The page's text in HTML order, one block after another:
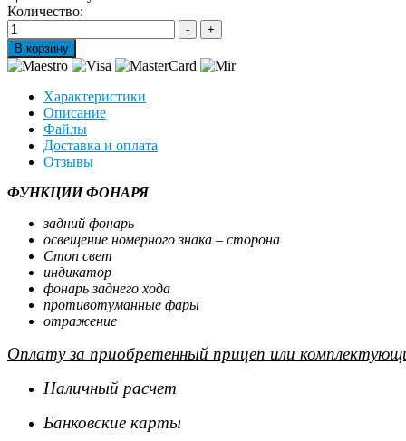
Количество:
Характеристики
Описание
Файлы
Доставка и оплата
Отзывы
ФУНКЦИИ ФОНАРЯ
задний фонарь
освещение номерного знака – сторона
Стоп свет
индикатор
фонарь заднего хода
противотуманные фары
отражение
Оплату за приобретенный прицеп или
Наличный расчет
Банковские карты